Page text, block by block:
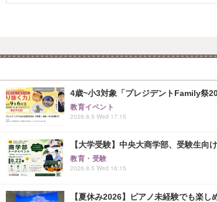
4歳~小3対象「プレジデントFamily祭
教育イベント
2026.8.5 Wed 17:15
【大学受験】中央大商学部、受験生
教育・受験
2026.8.5 Wed 16:15
【夏休み2026】ピアノ未経験でも楽